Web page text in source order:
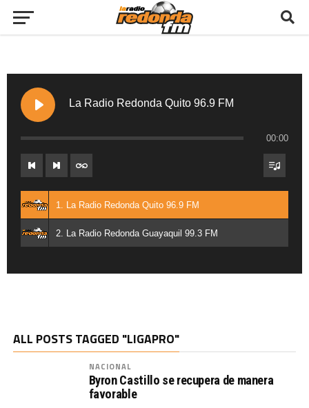
La Radio Redonda Quito 96.9 FM
00:00
1. La Radio Redonda Quito 96.9 FM
2. La Radio Redonda Guayaquil 99.3 FM
ALL POSTS TAGGED "LIGAPRO"
NACIONAL
Byron Castillo se recupera de manera
favorable